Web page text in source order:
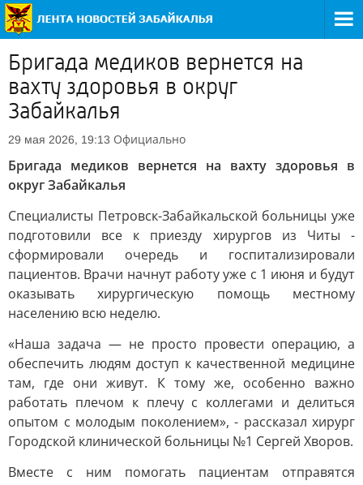
Бригада медиков вернется на
вахту здоровья в округ
Забайкалья
29 мая 2026, 19:13 Официально
Бригада медиков вернется на вахту здоровья в
округ Забайкалья
Специалисты Петровск-Забайкальской больницы уже
подготовили все к приезду хирургов из Читы -
сформировали очередь и госпитализировали
пациентов. Врачи начнут работу уже с 1 июня и будут
оказывать хирургическую помощь местному
населению всю неделю.
«Наша задача — не просто провести операцию, а
обеспечить людям доступ к качественной медицине
там, где они живут. К тому же, особенно важно
работать плечом к плечу с коллегами и делиться
опытом с молодым поколением», - рассказал хирург
Городской клинической больницы №1 Сергей Хворов.
Вместе с ним помогать пациентам отправятся